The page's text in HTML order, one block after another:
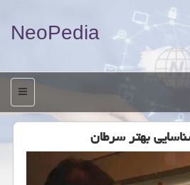
NeoPedia
منو
بهتر سرطان